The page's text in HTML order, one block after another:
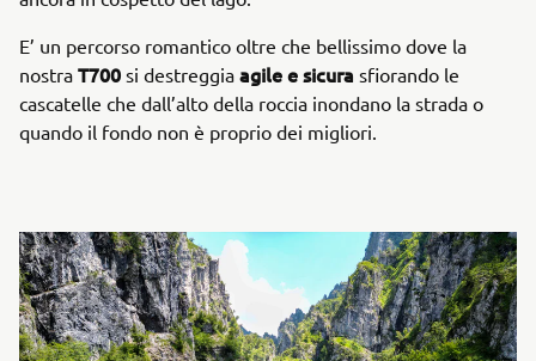
E’ un percorso romantico oltre che bellissimo dove la
nostra T700 si destreggia agile e sicura sfiorando le
cascatelle che dall’alto della roccia inondano la strada o
quando il fondo non è proprio dei migliori.